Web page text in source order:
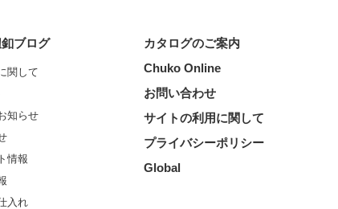
釦ブログ
関して
知らせ
情報
入れ
カタログのご案内
Chuko Online
お問い合わせ
サイトの利用に関して
プライバシーポリシー
Global